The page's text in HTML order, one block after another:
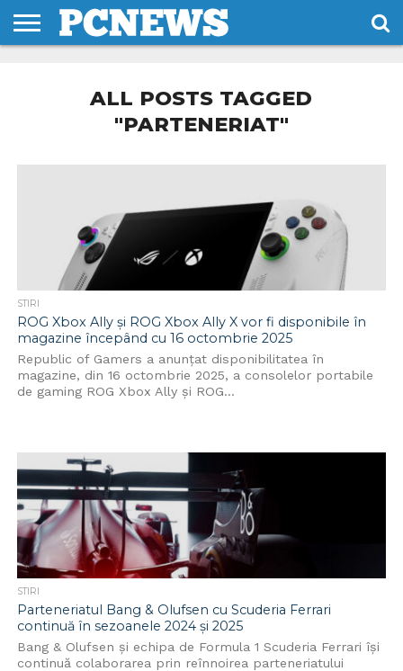
ALL POSTS TAGGED
"PARTENERIAT"
STIRI
ROG Xbox Ally și ROG Xbox Ally X vor fi disponibile în
magazine începând cu 16 octombrie 2025
Republic of Gamers a anunțat disponibilitatea în
magazine, din 16 octombrie 2025, a consolelor portabile
de gaming ROG Xbox Ally și ROG...
STIRI
Parteneriatul Bang & Olufsen cu Scuderia Ferrari
continuă în sezoanele 2024 și 2025
Bang & Olufsen și echipa de Formula 1 Scuderia Ferrari își
continuă colaborarea prin reînnoirea parteneriatului